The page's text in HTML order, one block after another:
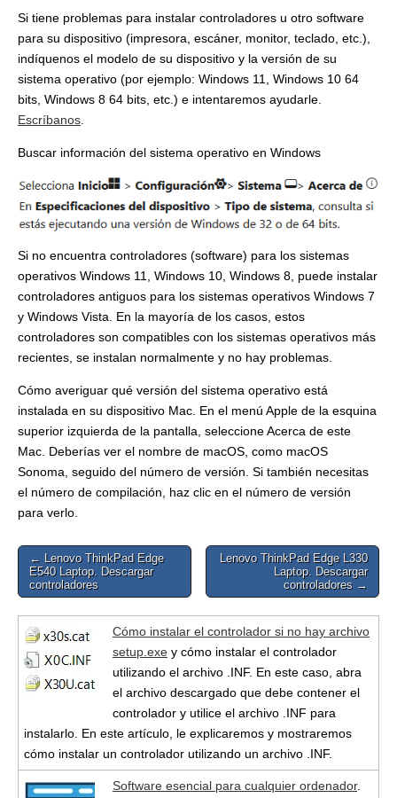
Si tiene problemas para instalar controladores u otro software
para su dispositivo (impresora, escáner, monitor, teclado, etc.),
indíquenos el modelo de su dispositivo y la versión de su
sistema operativo (por ejemplo: Windows 11, Windows 10 64
bits, Windows 8 64 bits, etc.) e intentaremos ayudarle.
Escríbanos
Buscar información del sistema operativo en Windows
Si no encuentra controladores (software) para los sistemas
operativos Windows 11, Windows 10, Windows 8, puede instalar
controladores antiguos para los sistemas operativos Windows 7
y Windows Vista. En la mayoría de los casos, estos
controladores son compatibles con los sistemas operativos más
recientes, se instalan normalmente y no hay problemas.
Cómo averiguar qué versión del sistema operativo está
instalada en su dispositivo Mac. En el menú Apple de la esquina
superior izquierda de la pantalla, seleccione Acerca de este
Mac. Deberías ver el nombre de macOS, como macOS
Sonoma, seguido del número de versión. Si también necesitas
el número de compilación, haz clic en el número de versión
para verlo.
Post
navigation
← Lenovo ThinkPad Edge
E540 Laptop. Descargar
controladores
Lenovo ThinkPad Edge L330
Laptop. Descargar
controladores →
Cómo instalar el controlador si no hay archivo
setup.exe y cómo instalar el controlador
utilizando el archivo .INF. En este caso, abra
el archivo descargado que debe contener el
controlador y utilice el archivo .INF para
instalarlo. En este artículo, le explicaremos y mostraremos
cómo instalar un controlador utilizando un archivo .INF.
Software esencial para cualquier ordenador.